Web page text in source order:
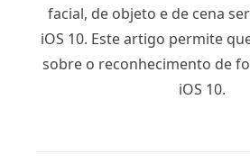
facial, de objeto e de cena
iOS 10. Este artigo permite
sobre o reconhecimento de
iOS 10.